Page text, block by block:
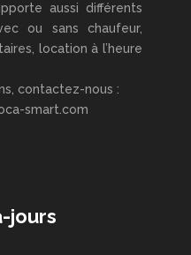
aussi différents
ou sans chaufeur,
location à l’heure
contactez-nous :
smart.com
jours